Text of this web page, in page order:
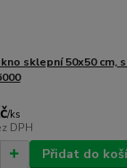
sklepní 50x50 cm,
/ks
DPH
Přidat do